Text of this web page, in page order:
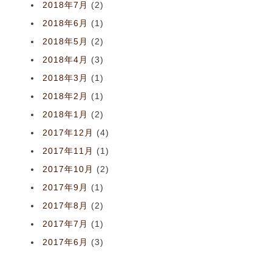
2018年7月
(2)
2018年6月
(1)
2018年5月
(2)
2018年4月
(3)
2018年3月
(1)
2018年2月
(1)
2018年1月
(2)
2017年12月
(4)
2017年11月
(1)
2017年10月
(2)
2017年9月
(1)
2017年8月
(2)
2017年7月
(1)
2017年6月
(3)